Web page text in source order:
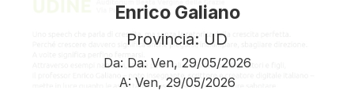
Enrico Galiano
Provincia: UD
Da: Da: Ven, 29/05/2026
A: Ven, 29/05/2026